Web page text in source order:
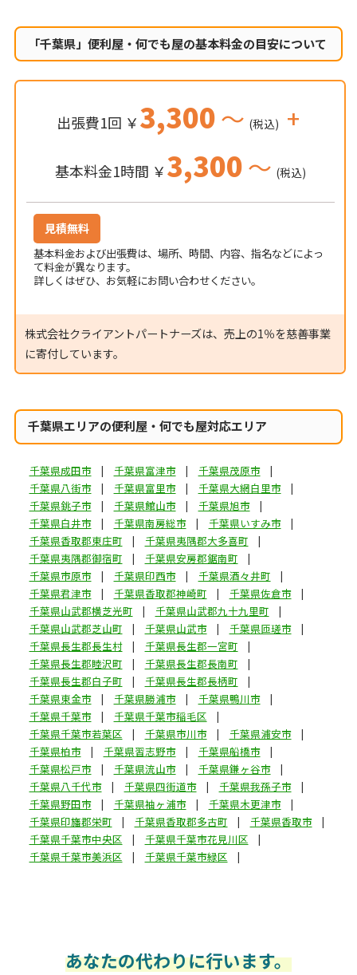
「千葉県」便利屋・何でも屋の基本料金の目安について
出張費1回 ￥3,300～ (税込) +
基本料金1時間 ￥3,300～ (税込)
見積無料
基本料金および出張費は、場所、時間、内容、指名などによっ
て料金が異なります。
詳しくはぜひ、お気軽にお問い合わせください。
株式会社クライアントパートナーズは、売上の1％を慈善事業
に寄付しています。
千葉県エリアの便利屋・何でも屋対応エリア
千葉県成田市 千葉県富津市
千葉県茂原市
千葉県八街市
千葉県富里市
千葉県大網白里市
千葉県銚子市
千葉県館山市
千葉県旭市
千葉県白井市
千葉県南房総市
千葉県いすみ市
千葉県香取郡東庄町
千葉県夷隅郡大多喜町
千葉県夷隅郡御宿町
千葉県安房郡鋸南町
千葉県市原市
千葉県印西市
千葉県酒々井町
千葉県君津市
千葉県香取郡神崎町
千葉県佐倉市
千葉県山武郡横芝光町
千葉県山武郡九十九里町
千葉県山武郡芝山町
千葉県山武市
千葉県匝瑳市
千葉県長生郡長生村
千葉県長生郡一宮町
千葉県長生郡睦沢町
千葉県長生郡長南町
千葉県長生郡白子町
千葉県長生郡長柄町
千葉県東金市
千葉県勝浦市
千葉県鴨川市
千葉県千葉市
千葉県千葉市稲毛区
千葉県千葉市若葉区
千葉県市川市
千葉県浦安市
千葉県柏市
千葉県習志野市
千葉県船橋市
千葉県松戸市
千葉県流山市
千葉県鎌ヶ谷市
千葉県八千代市
千葉県四街道市
千葉県我孫子市
千葉県野田市
千葉県袖ヶ浦市
千葉県木更津市
千葉県印旛郡栄町
千葉県香取郡多古町
千葉県香取市
千葉県千葉市中央区
千葉県千葉市花見川区
千葉県千葉市美浜区
千葉県千葉市緑区
あなたの代わりに行います。